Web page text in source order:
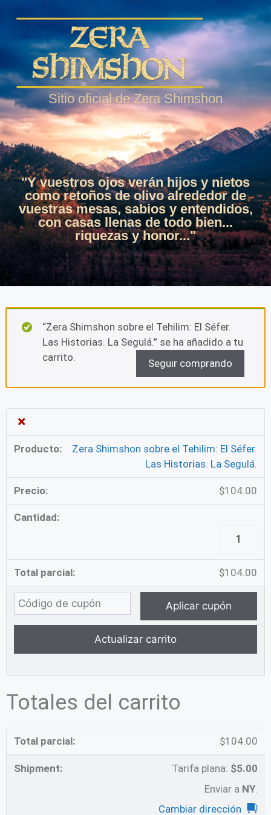
Sitio oficial de Zera Shimshon
Verificar
"Y vuestros ojos verán hijos y nietos
como retoños de olivo alrededor de
vuestras mesas, sabios y entendidos,
con casas llenas de todo bien...
riquezas y honor..."
“Zera Shimshon sobre el Tehilim: El Séfer.
Las Historias. La Segulá.” se ha añadido a tu
carrito.
Seguir comprando
×
Zera Shimshon sobre el Tehilim: El Séfer.
Las Historias. La Segulá.
$104.00
$104.00
Aplicar cupón
Actualizar carrito
Totales del carrito
$104.00
Tarifa plana: $5.00
Enviar a NY
Cambiar dirección